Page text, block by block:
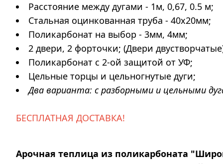
Расстояние между дугами - 1м, 0,67, 0.5 м;
Стальная оцинкованная труба - 40х20мм;
Поликарбонат на выбор - 3мм, 4мм;
2 двери, 2 форточки; (Двери
Поликарбонат с 2-ой защитой от УФ;
Цельные торцы и цельногнутые дуги;
Два варианта: с разборными и цельными
БЕСПЛАТНАЯ ДОСТАВКА!
Арочная теплица из поликарбоната